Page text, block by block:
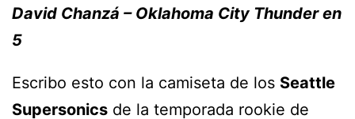
David Chanzá – Oklahoma City Thunder en
5
Escribo esto con la camiseta de los Seattle
Supersonics de la temporada rookie de